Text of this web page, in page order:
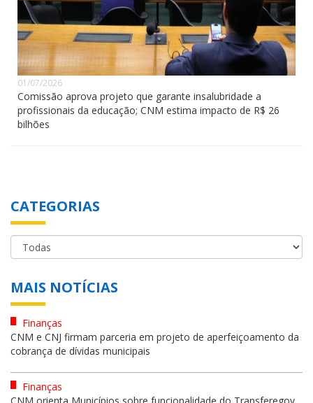
01/07/2026
Comissão aprova projeto que garante insalubridade a
profissionais da educação; CNM estima impacto de R$ 26
bilhões
CATEGORIAS
MAIS NOTÍCIAS
Finanças
CNM e CNJ firmam parceria em projeto de aperfeiçoamento da
cobrança de dívidas municipais
Finanças
CNM orienta Municípios sobre funcionalidade do Transferegov